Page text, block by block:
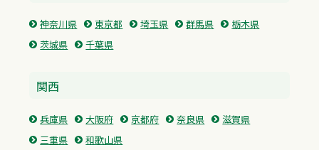
神奈川県 東京都 埼玉県 群馬県
栃木県
茨城県
千葉県
関西
兵庫県 大阪府 京都府 奈良県
滋賀県
三重県
和歌山県